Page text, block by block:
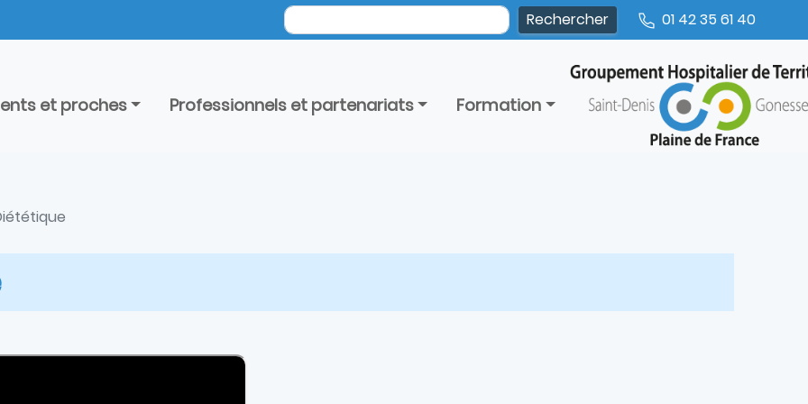
et proches Professionnels et partenariats Formation
01 42 35 61 40